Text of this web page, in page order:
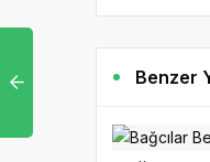
Benzer